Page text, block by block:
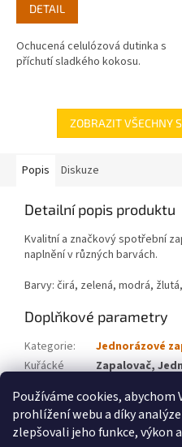
Používáme cookies,
prohlížení webu a díky
zlepšovali jeho funkce, výkon
DETAIL
Ochucená celulózová dutinka s
příchutí sladkého kokosu.
ZOBRAZIT VŠECHNY
Popis Diskuze
Detailní popis produktu
Kvalitní a značkový spotřební
naplnění v různých barvách.
Barvy: čirá, zelená, modrá,
Doplňkové parametry
Kategorie:
Jednorázové
Kuřácké
Zapalovač,